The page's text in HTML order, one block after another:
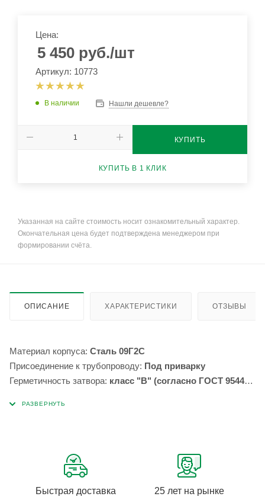
Цена:
5 450 руб./шт
Артикул: 10773
В наличии Нашли дешевле?
КУПИТЬ
КУПИТЬ В 1 КЛИК
Указанная на сайте стоимость носит ознакомительный характер.
Окончательная цена будет подтверждена менеджером при
формировании счёта.
ОПИСАНИЕ ХАРАКТЕРИСТИКИ ОТЗЫВЫ
Материал корпуса: Сталь 09Г2С
Присоединение к трубопроводу: Под приварку
Герметичность затвора: класс "В" (согласно ГОСТ 9544-
Быстрая доставка 25 лет на рынке